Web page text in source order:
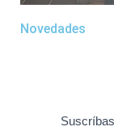
Novedades